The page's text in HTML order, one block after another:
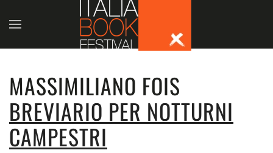
Skip to main content
MASSIMILIANO FOIS
BREVIARIO PER NOTTURNI
CAMPESTRI